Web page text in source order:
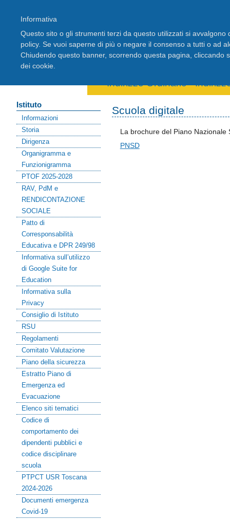
Home Registro Elettronico
Indirizzo Ordinario-
Istituto
Informazioni
Storia
Dirigenza
Organigramma e
Funzionigramma
PTOF 2025-2028
RAV, PdM e
RENDICONTAZIONE
SOCIALE
Patto di
Corresponsabilità
Educativa e DPR 249/98
Informativa sull’utilizzo
di Google Suite for
Education
Informativa sulla
Privacy
Consiglio di Istituto
RSU
Regolamenti
Comitato Valutazione
Piano della sicurezza
Estratto Piano di
Emergenza ed
Evacuazione
Elenco siti tematici
Codice di
comportamento dei
dipendenti pubblici e
codice disciplinare
scuola
PTPCT USR Toscana
2024-2026
Documenti emergenza
Covid-19
Scuola digitale
La brochure del Piano Nazionale
PNSD
Informativa
Questo sito o gli strumenti terzi da questo utilizzati si
policy. Se vuoi saperne di più o negare il consenso a tutti o ad
Chiudendo questo banner, scorrendo questa pagina, cliccando
dei cookie.